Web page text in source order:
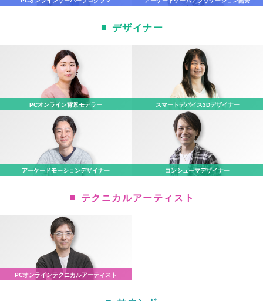
デザイナー
PCオンライン背景モデラー スマートデバイス3Dデザイナー
アーケードモーションデザイナー コンシューマデザイナー
テクニカルアーティスト
PCオンラインテクニカルアーティスト